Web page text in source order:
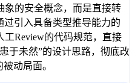
象的安全概念，而是直接转
引入具备类型推导能力的
Review的代码规范，直接
于未然”的设计思路，彻底改
动局面。